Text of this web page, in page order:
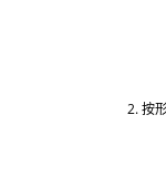
按